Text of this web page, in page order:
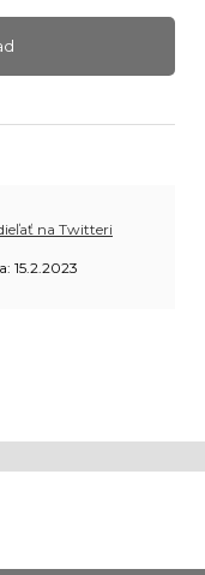
na Twitteri
15.2.2023